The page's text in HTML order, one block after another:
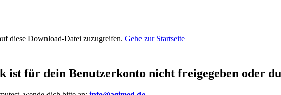
diese Download-Datei zuzugreifen. Gehe zur Startseite
ist für dein Benutzerkonto nicht freigegeben oder